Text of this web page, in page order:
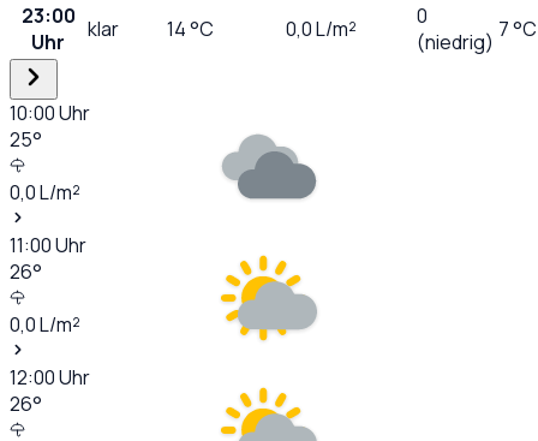
23:00
Uhr
klar 14°C 0,0L/m²
0
(niedrig) 7 °C
10:00Uhr
25°
0,0L/m²
11:00Uhr
26°
0,0L/m²
12:00Uhr
26°